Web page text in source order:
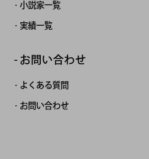
小説家一覧
実績一覧
お問い合わせ
よくある質問
お問い合わせ